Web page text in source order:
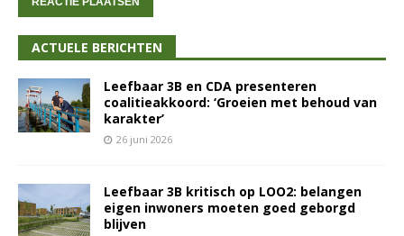
ACTUELE BERICHTEN
Leefbaar 3B en CDA presenteren
coalitieakkoord: ‘Groeien met behoud van
karakter’
26 juni 2026
Leefbaar 3B kritisch op LOO2: belangen
eigen inwoners moeten goed geborgd
blijven